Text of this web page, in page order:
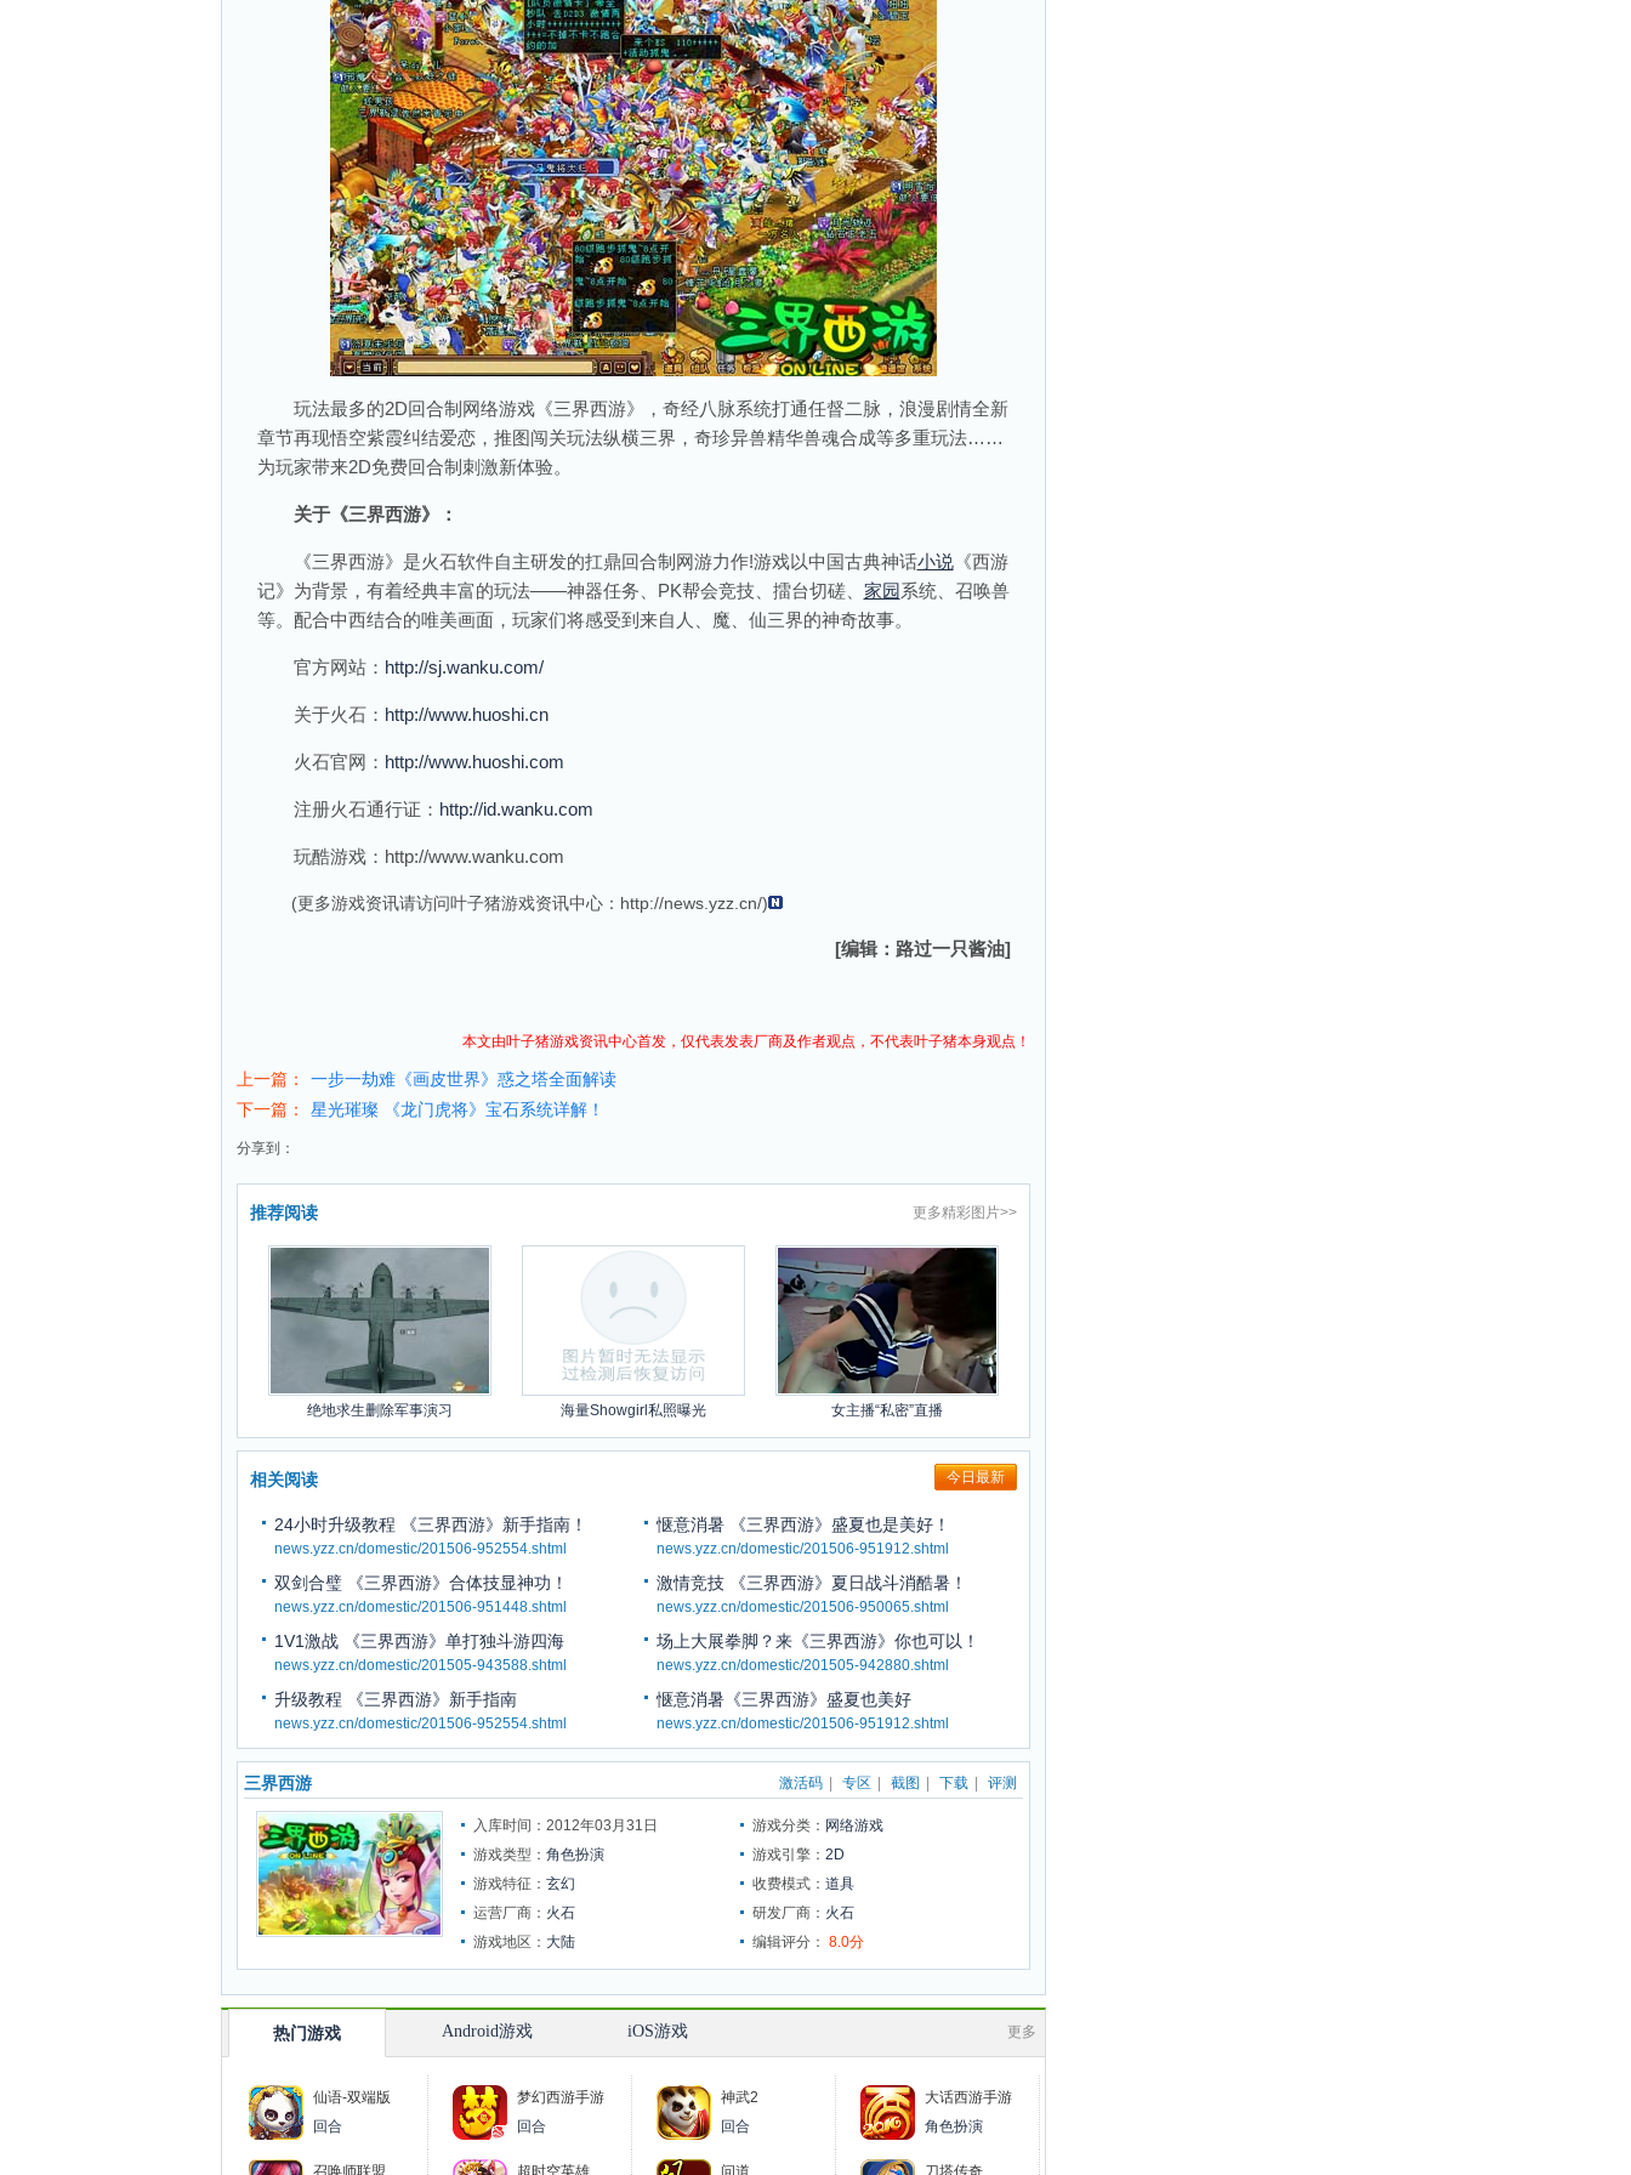
玩法最多的2D回合制网络游戏《三界西游》，奇经八脉系统打通任督二脉，浪漫剧情全新
章节再现悟空紫霞纠结爱恋，推图闯关玩法纵横三界，奇珍异兽精华兽魂合成等多重玩法……
为玩家带来2D免费回合制刺激新体验。
关于《三界西游》：
《三界西游》是火石软件自主研发的扛鼎回合制网游力作!游戏以中国古典神话小说《西游
记》为背景，有着经典丰富的玩法——神器任务、PK帮会竞技、擂台切磋、 家园系统、召唤兽
等。配合中西结合的唯美画面，玩家们将感受到来自人、魔、仙三界的神奇故事。
官方网站： http://sj.wanku.com/
关于火石： http://www.huoshi.cn
火石官网： http://www.huoshi.com
注册火石通行证： http://id.wanku.com
玩酷游戏：http://www.wanku.com
(更多游戏资讯请访问叶子猪游戏资讯中心： http://news.yzz.cn/)
[编辑：路过一只酱油]
本文由叶子猪游戏资讯中心首发，仅代表发表厂商及作者观点，不代表叶子猪本身观点！
上一篇：
一步一劫难《画皮世界》惑之塔全面解读
下一篇：
星光璀璨 《龙门虎将》宝石系统详解！
分享到：
推荐阅读 更多精彩图片>>
绝地求生删除军事演习 海量Showgirl私照曝光 女主播“私密”直播
相关阅读 今日最新
24小时升级教程 《三界西游》新手指南！
news.yzz.cn/domestic/201506-952554.shtml
惬意消暑 《三界西游》盛夏也是美好！
news.yzz.cn/domestic/201506-951912.shtml
双剑合璧 《三界西游》合体技显神功！
news.yzz.cn/domestic/201506-951448.shtml
激情竞技 《三界西游》夏日战斗消酷暑！
news.yzz.cn/domestic/201506-950065.shtml
1V1激战 《三界西游》单打独斗游四海
news.yzz.cn/domestic/201505-943588.shtml
场上大展拳脚？来《三界西游》你也可以！
news.yzz.cn/domestic/201505-942880.shtml
升级教程 《三界西游》新手指南
news.yzz.cn/domestic/201506-952554.shtml
惬意消暑《三界西游》盛夏也美好
news.yzz.cn/domestic/201506-951912.shtml
三界西游 激活码 专区 截图 下载 评测
入库时间：2012年03月31日 游戏分类： 网络游戏
游戏类型： 角色扮演 游戏引擎： 2D
游戏特征： 玄幻 收费模式： 道具
运营厂商： 火石 研发厂商： 火石
游戏地区： 大陆 编辑评分： 8.0分
更多
热门游戏 Android游戏 iOS游戏
仙语-双端版
回合
梦幻西游手游
回合
神武2
回合
大话西游手游
角色扮演